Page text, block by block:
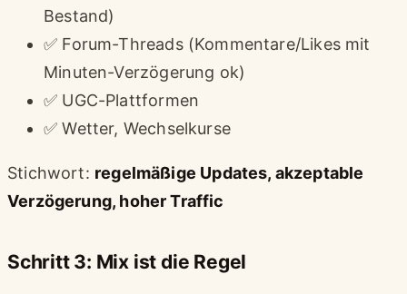
Bestand)
✅ Forum-Threads (Kommentare/Likes mit
Minuten-Verzögerung ok)
✅ UGC-Plattformen
✅ Wetter, Wechselkurse
Stichwort: regelmäßige Updates, akzeptable
Verzögerung, hoher Traffic
Schritt 3: Mix ist die Regel